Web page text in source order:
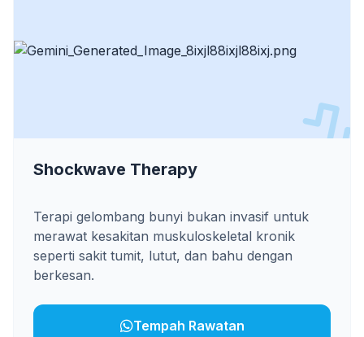
Shockwave Therapy
Terapi gelombang bunyi bukan invasif untuk
merawat kesakitan muskuloskeletal kronik
seperti sakit tumit, lutut, dan bahu dengan
berkesan.
Tempah Rawatan